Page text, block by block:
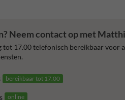
Neem contact op met
tot 17.00 telefonisch bereikbaar voor
bereikbaar tot 17.00
online